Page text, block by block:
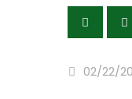
02/22/